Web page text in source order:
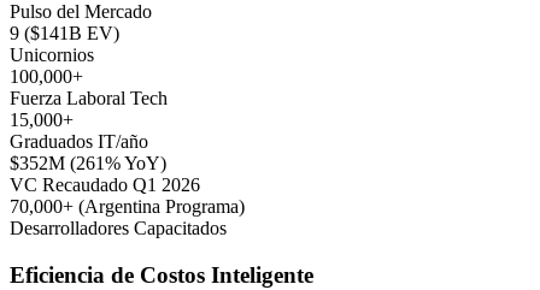
Pulso del Mercado
9 ($141B EV)
Unicornios
100,000+
Fuerza Laboral Tech
15,000+
Graduados IT/año
$352M (261% YoY)
VC Recaudado Q1 2026
70,000+ (Argentina Programa)
Desarrolladores Capacitados
Eficiencia de Costos Inteligente